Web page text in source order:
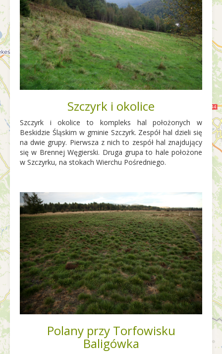
Szczyrk i okolice
Szczyrk i okolice to kompleks hal położonych w
Beskidzie Śląskim w gminie Szczyrk. Zespół hal dzieli się
na dwie grupy. Pierwsza z nich to zespół hal znajdujący
się w Brennej Węgierski. Druga grupa to hale położone
w Szczyrku, na stokach Wierchu Pośredniego.
Polany przy Torfowisku
Baligówka